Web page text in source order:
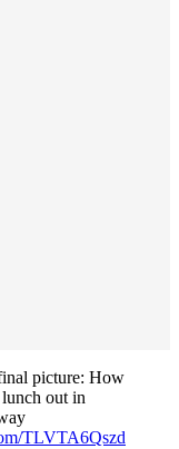
picture: How
out in
TLVTA6Qszd